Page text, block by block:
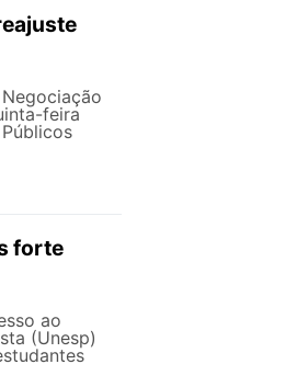
feira
forte
ao
(Unesp)